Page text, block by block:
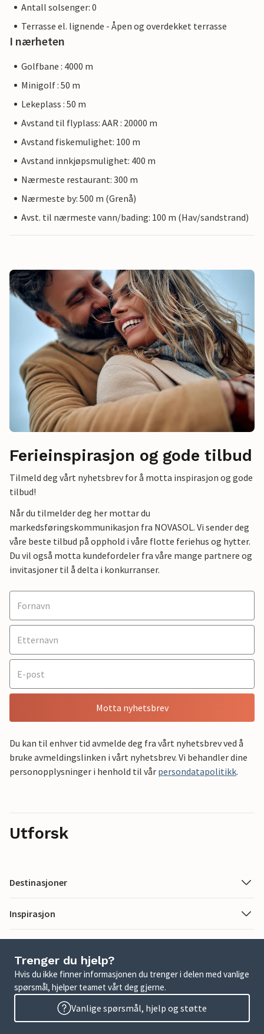
Antall solsenger: 0
Terrasse el. lignende - Åpen og overdekket terrasse
I nærheten
Golfbane : 4000 m
Minigolf : 50 m
Lekeplass : 50 m
Avstand til flyplass: AAR : 20000 m
Avstand fiskemulighet: 100 m
Avstand innkjøpsmulighet: 400 m
Nærmeste restaurant: 300 m
Nærmeste by: 500 m (Grenå)
Avst. til nærmeste vann/bading: 100 m (Hav/sandstrand)
Ferieinspirasjon og gode tilbud
Tilmeld deg vårt nyhetsbrev for å motta inspirasjon og gode
tilbud!
Når du tilmelder deg her mottar du
markedsføringskommunikasjon fra NOVASOL. Vi sender deg
våre beste tilbud på opphold i våre flotte feriehus og hytter.
Du vil også motta kundefordeler fra våre mange partnere og
invitasjoner til å delta i konkurranser.
Motta nyhetsbrev
Du kan til enhver tid avmelde deg fra vårt nyhetsbrev ved å
bruke avmeldingslinken i vårt nyhetsbrev. Vi behandler dine
personopplysninger i henhold til vår persondatapolitikk.
Utforsk
Destinasjoner
Inspirasjon
Trenger du hjelp?
Hvis du ikke finner informasjonen du trenger i delen med vanlige
spørsmål, hjelper teamet vårt deg gjerne.
Vanlige spørsmål, hjelp og støtte